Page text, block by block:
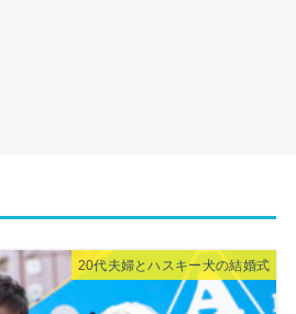
20代夫婦とハスキー犬の結婚式